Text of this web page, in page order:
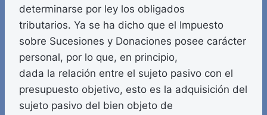
determinarse por ley los obligados
tributarios. Ya se ha dicho que el Impuesto
sobre Sucesiones y Donaciones posee carácter
personal, por lo que, en principio,
dada la relación entre el sujeto pasivo con el
presupuesto objetivo, esto es la adquisición del
sujeto pasivo del bien objeto de